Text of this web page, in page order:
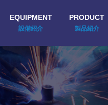
EQUIPMENT
設備紹介
PRODUCT
製品紹介